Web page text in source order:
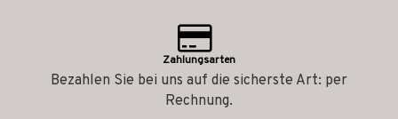
Zahlungsarten
Bezahlen Sie bei uns auf die sicherste Art: per
Rechnung.